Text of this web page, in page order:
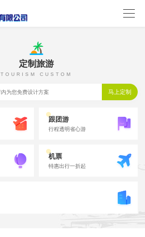

定制旅游
TOURISM CUSTOM
跟团游
行程透明省心游
机票
特惠出行一折起